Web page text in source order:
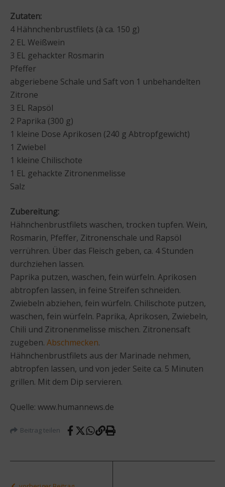
Zutaten:
4 Hähnchenbrustfilets (à ca. 150 g)
2 EL Weißwein
3 EL gehackter Rosmarin
Pfeffer
abgeriebene Schale und Saft von 1 unbehandelten
Zitrone
3 EL Rapsöl
2 Paprika (300 g)
1 kleine Dose Aprikosen (240 g Abtropfgewicht)
1 Zwiebel
1 kleine Chilischote
1 EL gehackte Zitronenmelisse
Salz
Zubereitung:
Hähnchenbrustfilets waschen, trocken tupfen. Wein,
Rosmarin, Pfeffer, Zitronenschale und Rapsöl
verrühren. Über das Fleisch geben, ca. 4 Stunden
durchziehen lassen.
Paprika putzen, waschen, fein würfeln. Aprikosen
abtropfen lassen, in feine Streifen schneiden.
Zwiebeln abziehen, fein würfeln. Chilischote putzen,
waschen, fein würfeln. Paprika, Aprikosen, Zwiebeln,
Chili und Zitronenmelisse mischen. Zitronensaft
zugeben. Abschmecken.
Hähnchenbrustfilets aus der Marinade nehmen,
abtropfen lassen, und von jeder Seite ca. 5 Minuten
grillen. Mit dem Dip servieren.
Quelle: www.humannews.de
Beitrag teilen